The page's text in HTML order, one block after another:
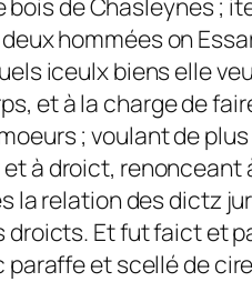
hommées on
iceulx biens elle
et à la charge de
; voulant de
à droict, renonceant
la relation des dictz
droicts. Et fut faict et
et scellé de